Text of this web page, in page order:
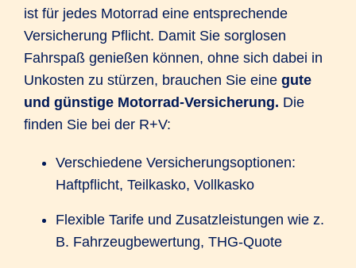
ist für jedes Motorrad eine entsprechende
Versicherung Pflicht. Damit Sie sorglosen
Fahrspaß genießen können, ohne sich dabei in
Unkosten zu stürzen, brauchen Sie eine gute
und günstige Motorrad-Versicherung. Die
finden Sie bei der R+V:
Verschiedene Versicherungsoptionen:
Haftpflicht, Teilkasko, Vollkasko
Flexible Tarife und Zusatzleistungen wie z.
B. Fahrzeugbewertung, THG-Quote